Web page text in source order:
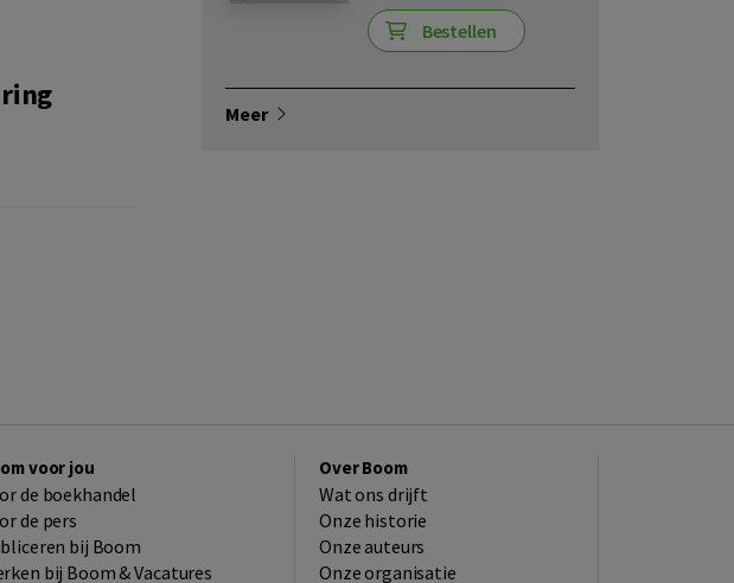
Bestellen
Meer
voor jou
de boekhandel
de pers
bij Boom
bij Boom & Vacatures
Over Boom
Wat ons drijft
Onze historie
Onze auteurs
Onze organisatie